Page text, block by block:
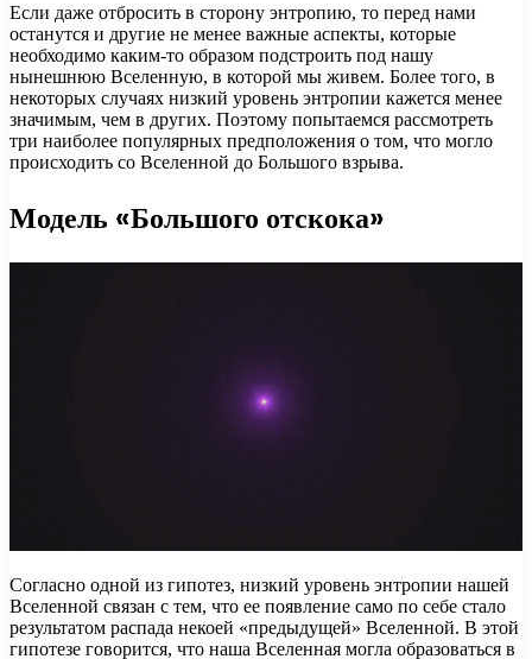
Если даже отбросить в сторону энтропию, то перед нами
останутся и другие не менее важные аспекты, которые
необходимо каким-то образом подстроить под нашу
нынешнюю Вселенную, в которой мы живем. Более того, в
некоторых случаях низкий уровень энтропии кажется менее
значимым, чем в других. Поэтому попытаемся рассмотреть
три наиболее популярных предположения о том, что могло
происходить со Вселенной до Большого взрыва.
Модель «Большого отскока»
Согласно одной из гипотез, низкий уровень энтропии нашей
Вселенной связан с тем, что ее появление само по себе стало
результатом распада некоей «предыдущей» Вселенной. В этой
гипотезе говорится, что наша Вселенная могла образоваться в